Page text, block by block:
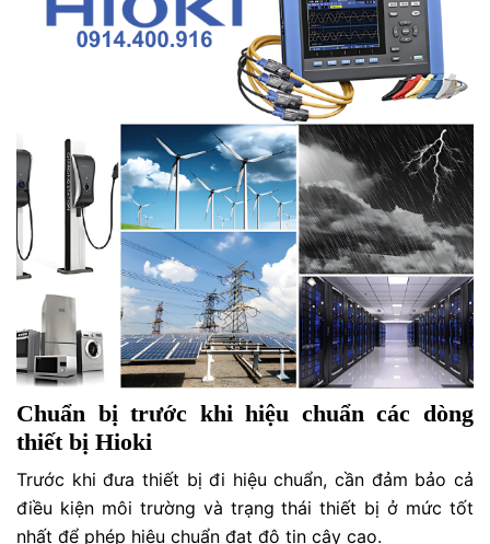
Chuẩn bị trước khi hiệu chuẩn các dòng
thiết bị Hioki
Trước khi đưa thiết bị đi hiệu chuẩn, cần đảm bảo cả
điều kiện môi trường và trạng thái thiết bị ở mức tốt
nhất để phép hiệu chuẩn đạt độ tin cậy cao.